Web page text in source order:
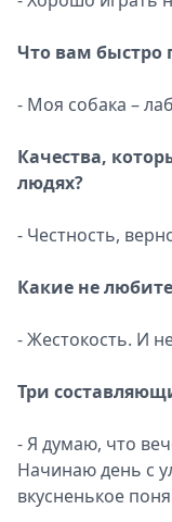
Что вам быстро
- Моя собака –
Качества,
людях?
- Честность,
Какие не
- Жестокость. И
Три
- Я думаю, что
Начинаю день с
вкусненькое